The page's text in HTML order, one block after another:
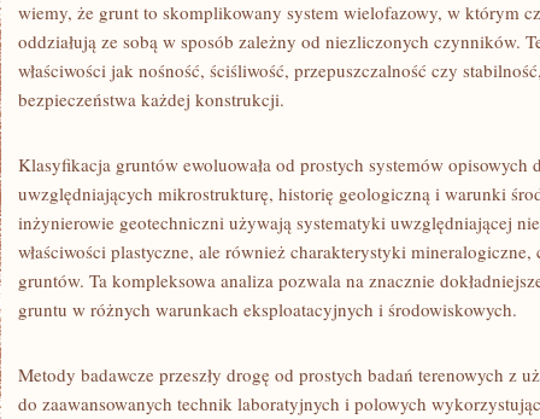
wiemy, że grunt to skomplikowany system wielofazowy, w którym
oddziałują ze sobą w sposób zależny od niezliczonych czynników.
właściwości jak nośność, ściśliwość, przepuszczalność czy
bezpieczeństwa każdej konstrukcji.
Klasyfikacja gruntów ewoluowała od prostych systemów opisowych
uwzględniających mikrostrukturę, historię geologiczną i warunki
inżynierowie geotechniczni używają systematyki uwzględniającej
właściwości plastyczne, ale również charakterystyki
gruntów. Ta kompleksowa analiza pozwala na znacznie
gruntu w różnych warunkach eksploatacyjnych i środowiskowych.
Metody badawcze przeszły drogę od prostych badań terenowych z
do zaawansowanych technik laboratyjnych i polowych